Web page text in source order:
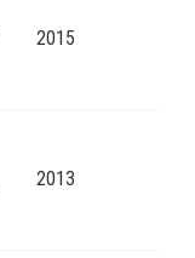
2015
2013